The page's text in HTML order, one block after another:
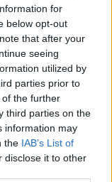
for
below opt-out
that after your
seeing
utilized by
parties prior to
the further
third parties on the
information may
the IAB’s List of
disclose it to other
Cases del Castell
estratègic que
i
força
i gairebé